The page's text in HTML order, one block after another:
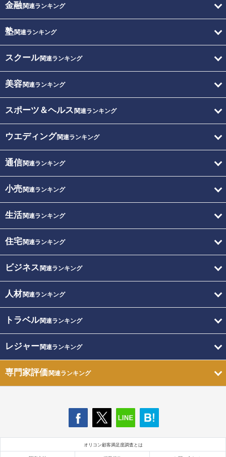
金融関連ランキング
塾関連ランキング
スクール関連ランキング
美容関連ランキング
スポーツ＆ヘルス 関連ランキング
ウエディング関連ランキング
通信関連ランキング
小売関連ランキング
生活関連ランキング
住宅関連ランキング
ビジネス 関連ランキング
人材関連ランキング
トラベル関連ランキング
レジャー関連ランキング
専門家評価関連ランキング
オリコン顧客満足度調査とは